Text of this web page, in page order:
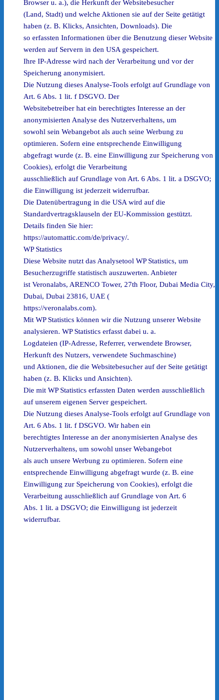
Browser u. a.), die Herkunft der Websitebesucher
(Land, Stadt) und welche Aktionen sie auf der Seite getätigt
haben (z. B. Klicks, Ansichten, Downloads). Die
so erfassten Informationen über die Benutzung dieser Website
werden auf Servern in den USA gespeichert.
Ihre IP-Adresse wird nach der Verarbeitung und vor der
Speicherung anonymisiert.
Die Nutzung dieses Analyse-Tools erfolgt auf Grundlage von
Art. 6 Abs. 1 lit. f DSGVO. Der
Websitebetreiber hat ein berechtigtes Interesse an der
anonymisierten Analyse des Nutzerverhaltens, um
sowohl sein Webangebot als auch seine Werbung zu
optimieren. Sofern eine entsprechende Einwilligung
abgefragt wurde (z. B. eine Einwilligung zur Speicherung von
Cookies), erfolgt die Verarbeitung
ausschließlich auf Grundlage von Art. 6 Abs. 1 lit. a DSGVO;
die Einwilligung ist jederzeit widerrufbar.
Die Datenübertragung in die USA wird auf die
Standardvertragsklauseln der EU-Kommission gestützt.
Details finden Sie hier:
https://automattic.com/de/privacy/.
WP Statistics
Diese Website nutzt das Analysetool WP Statistics, um
Besucherzugriffe statistisch auszuwerten. Anbieter
ist Veronalabs, ARENCO Tower, 27th Floor, Dubai Media City,
Dubai, Dubai 23816, UAE (
https://veronalabs.com).
Mit WP Statistics können wir die Nutzung unserer Website
analysieren. WP Statistics erfasst dabei u. a.
Logdateien (IP-Adresse, Referrer, verwendete Browser,
Herkunft des Nutzers, verwendete Suchmaschine)
und Aktionen, die die Websitebesucher auf der Seite getätigt
haben (z. B. Klicks und Ansichten).
Die mit WP Statistics erfassten Daten werden ausschließlich
auf unserem eigenen Server gespeichert.
Die Nutzung dieses Analyse-Tools erfolgt auf Grundlage von
Art. 6 Abs. 1 lit. f DSGVO. Wir haben ein
berechtigtes Interesse an der anonymisierten Analyse des
Nutzerverhaltens, um sowohl unser Webangebot
als auch unsere Werbung zu optimieren. Sofern eine
entsprechende Einwilligung abgefragt wurde (z. B. eine
Einwilligung zur Speicherung von Cookies), erfolgt die
Verarbeitung ausschließlich auf Grundlage von Art. 6
Abs. 1 lit. a DSGVO; die Einwilligung ist jederzeit
widerrufbar.